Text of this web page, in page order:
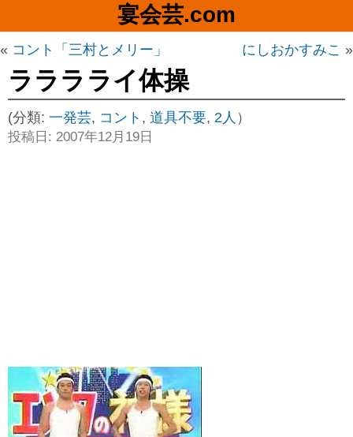
宴会芸.com
« コント「三村とメリー」 にしおかすみこ »
ラララライ体操
(分類: 一発芸, コント , 道具不要, 2人 ）
投稿日: 2007年12月19日